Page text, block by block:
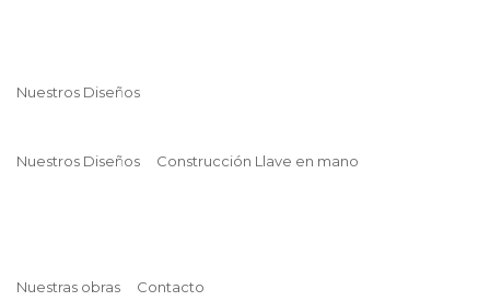
Nuestros Diseños
Nuestros Diseños Construcción Llave en mano
Nuestras obras Contacto